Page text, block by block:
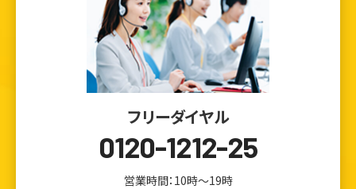
フリーダイヤル
0120-1212-25
営業時間：10時～19時